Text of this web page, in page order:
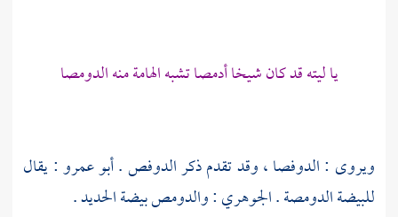
يا ليته قد كان شيخا أدمصا تشبه الهامة منه الدومصا
ويروى : الدوفصا ، وقد تقدم ذكر الدوفص .أبو عمرو: يقال
للبيضة الدومصة .الجوهري: والدومص بيضة الحديد .